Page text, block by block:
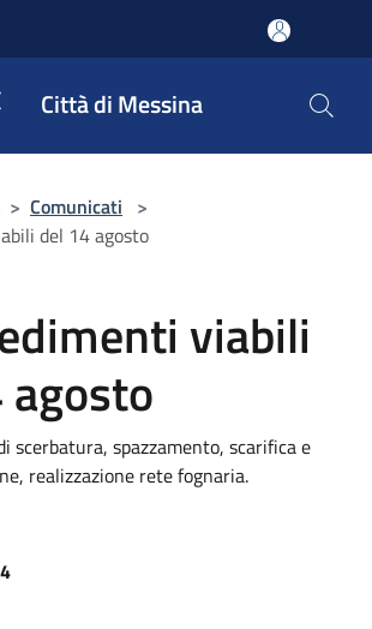
Città di Messina
> Comunicati >
del 14 agosto
viabili
scerbatura, spazzamento, scarifica e
realizzazione rete fognaria.